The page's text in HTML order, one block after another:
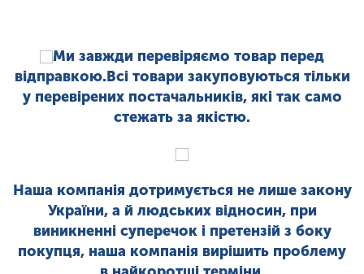
Ми завжди перевіряємо товар перед
відправкою.Всі товари закуповуються тільки
у перевірених постачальників, які так само
стежать за якістю.
Наша компанія дотримується не лише закону
України, а й людських відносин, при
виникненні суперечок і претензій з боку
покупця, наша компанія вирішить проблему